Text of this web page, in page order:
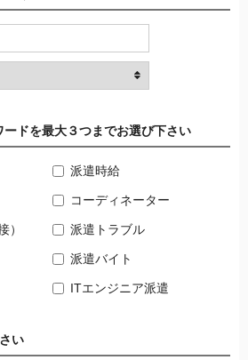
ドを最大３つまでお選び下さい
派遣時給
コーディネーター
） 派遣トラブル
派遣バイト
ITエンジニア派遣
い